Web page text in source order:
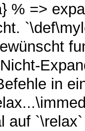
% =>
in
auf